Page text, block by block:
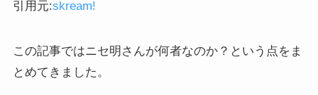
引用元:skream!
この記事ではニセ明さんが何者なのか？という点をま
とめてきました。